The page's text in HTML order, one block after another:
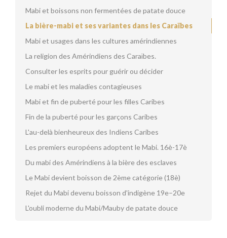
Mabi et boissons non fermentées de patate douce
La bière-mabi et ses variantes dans les Caraïbes
Mabi et usages dans les cultures amérindiennes
La religion des Amérindiens des Caraïbes.
Consulter les esprits pour guérir ou décider
Le mabi et les maladies contagieuses
Mabi et fin de puberté pour les filles Caribes
Fin de la puberté pour les garçons Caribes
L'au-delà bienheureux des Indiens Caribes
Les premiers européens adoptent le Mabi. 16è-17è
Du mabi des Amérindiens à la bière des esclaves
Le Mabi devient boisson de 2ème catégorie (18è)
Rejet du Mabi devenu boisson d'indigène 19e–20e
L'oubli moderne du Mabi/Mauby de patate douce